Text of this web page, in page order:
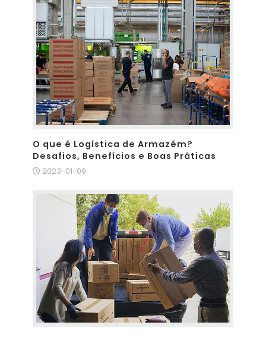
O que é Logística de Armazém?
Desafios, Benefícios e Boas Práticas
2023-01-09